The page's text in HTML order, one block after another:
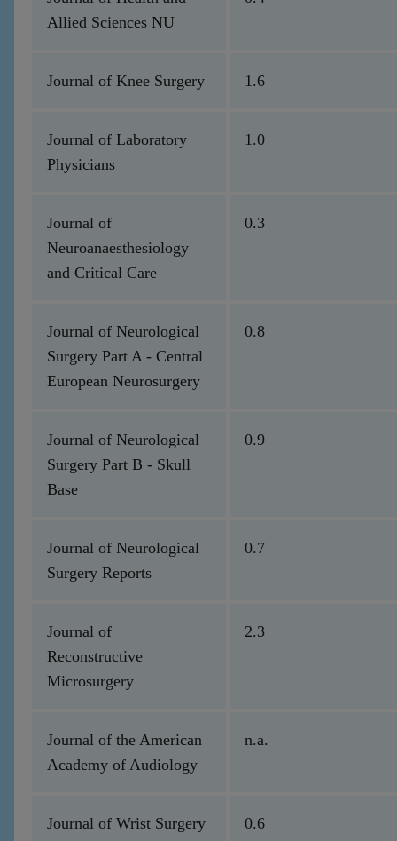
Allied Sciences NU
Journal of Knee Surgery 1.6
Journal of Laboratory
Physicians
1.0
Journal of
Neuroanaesthesiology
and Critical Care
0.3
Journal of Neurological
Surgery Part A - Central
European Neurosurgery
0.8
Journal of Neurological
Surgery Part B - Skull
Base
0.9
Journal of Neurological
Surgery Reports
0.7
Journal of
Reconstructive
Microsurgery
2.3
Journal of the American
Academy of Audiology
n.a.
Journal of Wrist Surgery 0.6